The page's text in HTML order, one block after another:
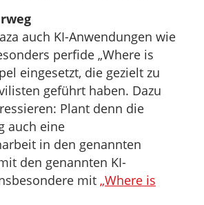
auch KI-Anwendungen wie
perfide „Where is
eingesetzt, die gezielt zu
geführt haben. Dazu
Plant denn die
auch eine
in den genannten
den genannten KI-
mit „Where is